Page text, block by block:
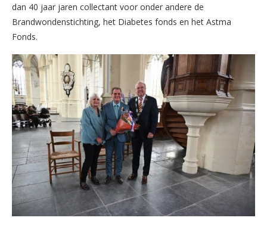
dan 40 jaar jaren collectant voor onder andere de
Brandwondenstichting, het Diabetes fonds en het Astma
Fonds.